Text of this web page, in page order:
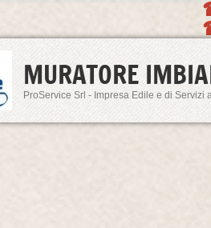
MURATORE
ProService Srl - Impresa Edile e di Servizi